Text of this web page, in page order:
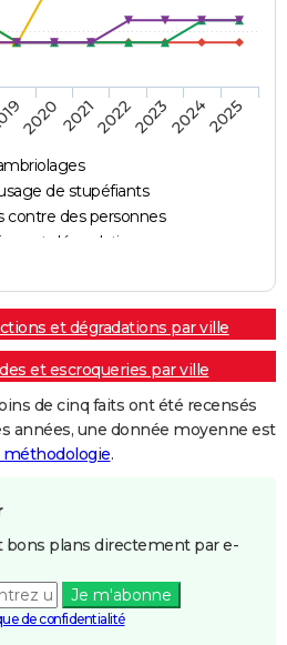
de stupéfiants
contre des personnes
et dégradations
202020212022202320242025
et dégradations par ville
et escroqueries par ville
de cinq faits ont été recensés
années, une donnée moyenne est
méthodologie.
bons plans directement par e-
Je m'abonne
de confidentialité